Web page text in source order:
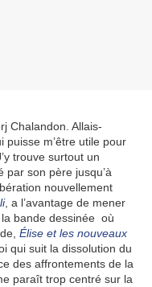
Chalandon. Allais-
puisse m’être utile pour
trouve surtout un
par son père jusqu’à
nouvellement
, a l’avantage de mener
bande dessinée où
Élise et les nouveaux
qui suit la dissolution du
des affrontements de la
paraît trop centré sur la